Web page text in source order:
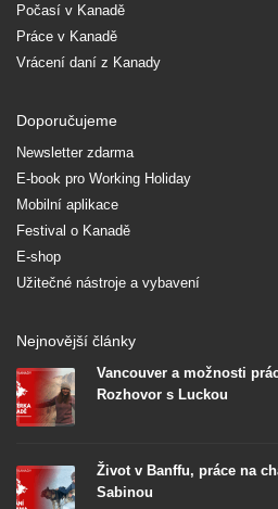
Počasí v Kanadě
Práce v Kanadě
Vrácení daní z Kanady
Doporučujeme
Newsletter zdarma
E-book pro Working Holiday
Mobilní aplikace
Festival o Kanadě
E-shop
Užitečné nástroje a vybavení
Nejnovější články
Vancouver a možnosti
Rozhovor s Luckou
Život v Banffu, práce na
Sabinou